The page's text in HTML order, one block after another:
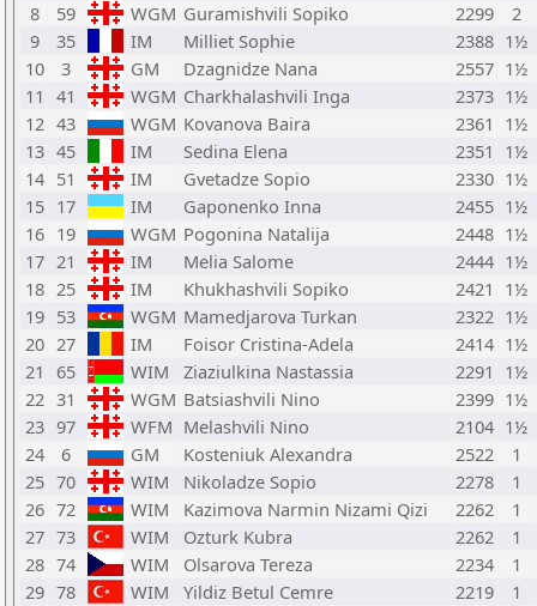
8
59 WGM Guramishvili Sopiko 2299
2
9
35 IM Milliet Sophie 2388 1½
10
3 GM Dzagnidze Nana 2557 1½
11 41 WGM Charkhalashvili Inga 2373 1½
12 43 WGM Kovanova Baira 2361 1½
13 45 IM Sedina Elena 2351 1½
14 51 IM Gvetadze Sopio 2330 1½
15 17 IM Gaponenko Inna 2455 1½
16 19 WGM Pogonina Natalija 2448 1½
17 21 IM Melia Salome 2444 1½
18 25 IM Khukhashvili Sopiko 2421 1½
19 53 WGM Mamedjarova Turkan 2322 1½
20 27 IM Foisor Cristina-Adela 2414 1½
21
65 WIM Ziaziulkina Nastassia 2291 1½
22 31 WGM Batsiashvili Nino 2399 1½
23 97 WFM Melashvili Nino 2104 1½
24
6 GM Kosteniuk Alexandra 2522
1
25 70 WIM Nikoladze Sopio 2278
1
26 72 WIM Kazimova Narmin Nizami Qizi 2262
1
27 73 WIM Ozturk Kubra 2262
1
28 74 WIM Olsarova Tereza 2234
1
29 78 WIM Yildiz Betul Cemre 2219
1